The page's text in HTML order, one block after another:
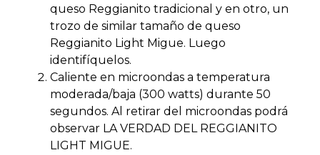
queso Reggianito tradicional y en otro, un
trozo de similar tamaño de queso
Reggianito Light Migue. Luego
identifíquelos.
Caliente en microondas a temperatura
moderada/baja (300 watts) durante 50
segundos. Al retirar del microondas podrá
observar LA VERDAD DEL REGGIANITO
LIGHT MIGUE.